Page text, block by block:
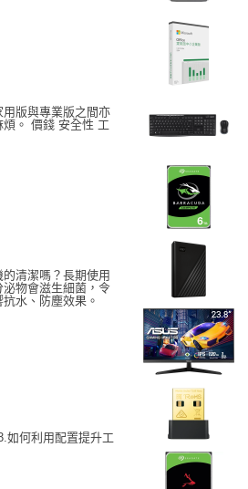
版與專業版之間亦
工
清潔嗎？長期使用
物會滋生細菌，令
水、防塵效果。